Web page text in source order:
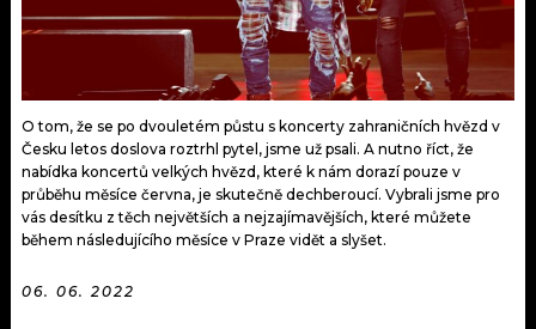
KULTURA
MIX
OSTATNÍ
O tom, že se po dvouletém půstu s koncerty zahraničních hvězd v
Česku letos doslova roztrhl pytel, jsme už psali. A nutno říct, že
nabídka koncertů velkých hvězd, které k nám dorazí pouze v
průběhu měsíce června, je skutečně dechberoucí. Vybrali jsme pro
vás desítku z těch největších a nejzajímavějších, které můžete
během následujícího měsíce v Praze vidět a slyšet.
06. 06. 2022